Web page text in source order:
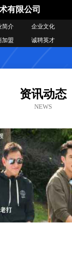
有限公司
简介 企业文化
加盟 诚聘英才
资讯动态
NEWS